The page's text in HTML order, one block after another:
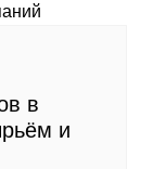
в
и